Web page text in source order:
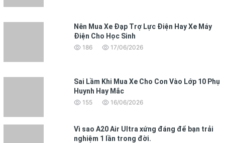
Nên Mua Xe Đạp Trợ Lực Điện Hay Xe Máy
Điện Cho Học Sinh
186 17/06/2026
Sai Lầm Khi Mua Xe Cho Con Vào Lớp 10 Phụ
Huynh Hay Mắc
155 16/06/2026
Vì sao A20 Air Ultra xứng đáng để bạn trải
nghiệm 1 lần trong đời.